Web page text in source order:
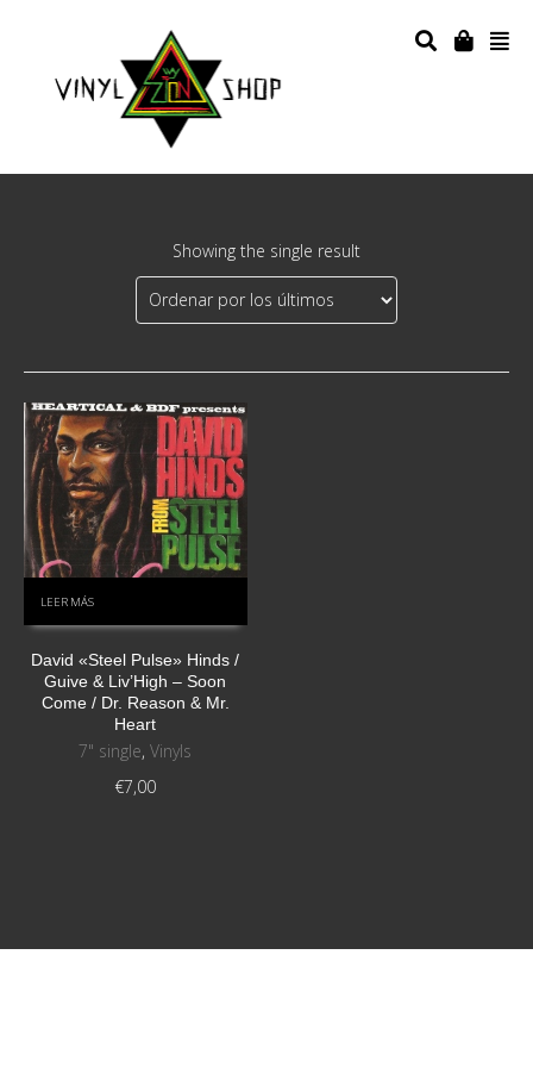
Showing the single result
LEER MÁS
David «Steel Pulse» Hinds /
Guive & Liv’High ‎– Soon
Come / Dr. Reason & Mr.
Heart
7" single,Vinyls
€7,00